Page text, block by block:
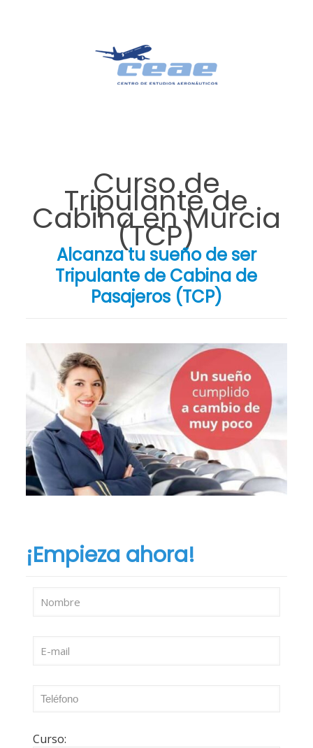
Curso de
Tripulante de
Cabina en Murcia
(TCP)
Alcanza tu sueño de ser
Tripulante de Cabina de
Pasajeros (TCP)
¡Empieza ahora!
Curso: